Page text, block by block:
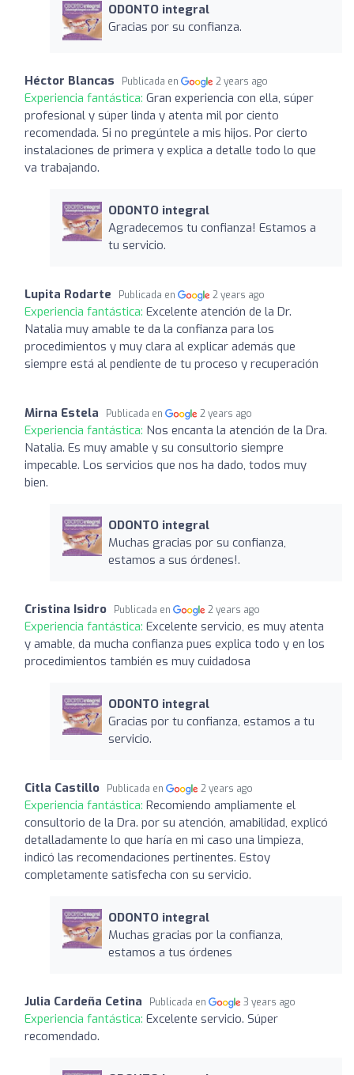
ODONTO integral
Gracias por su confianza.
Héctor Blancas Publicada en 2 years ago
Experiencia fantástica: Gran experiencia con ella, súper
profesional y súper linda y atenta mil por ciento
recomendada. Si no pregúntele a mis hijos. Por cierto
instalaciones de primera y explica a detalle todo lo que
va trabajando.
ODONTO integral
Agradecemos tu confianza! Estamos a
tu servicio.
Lupita Rodarte Publicada en 2 years ago
Experiencia fantástica: Excelente atención de la Dr.
Natalia muy amable te da la confianza para los
procedimientos y muy clara al explicar además que
siempre está al pendiente de tu proceso y recuperación
Mirna Estela Publicada en 2 years ago
Experiencia fantástica: Nos encanta la atención de la Dra.
Natalia. Es muy amable y su consultorio siempre
impecable. Los servicios que nos ha dado, todos muy
bien.
ODONTO integral
Muchas gracias por su confianza,
estamos a sus órdenes!.
Cristina Isidro Publicada en 2 years ago
Experiencia fantástica: Excelente servicio, es muy atenta
y amable, da mucha confianza pues explica todo y en los
procedimientos también es muy cuidadosa
ODONTO integral
Gracias por tu confianza, estamos a tu
servicio.
Citla Castillo Publicada en 2 years ago
Experiencia fantástica: Recomiendo ampliamente el
consultorio de la Dra. por su atención, amabilidad, explicó
detalladamente lo que haría en mi caso una limpieza,
indicó las recomendaciones pertinentes. Estoy
completamente satisfecha con su servicio.
ODONTO integral
Muchas gracias por la confianza,
estamos a tus órdenes
Julia Cardeña Cetina Publicada en 3 years ago
Experiencia fantástica: Excelente servicio. Súper
recomendado.